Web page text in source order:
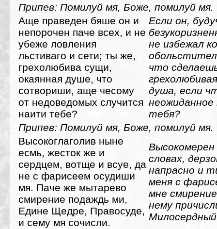
Припев: Помилуй мя, Боже, помилуй мя.
Аще праведен бяше он и
непорочен паче всех, и не
убеже ловления
льстиваго и сети; ты же,
грехолюбива сущи,
окаянная душе, что
сотвориши, аще чесому
от недоведомых случится
наити тебе?
Если он,
не избежал
что
душа, если
тебя?
Припев: Помилуй мя, Боже, помилуй мя.
Высокоглаголив ныне
есмь, жесток же и
сердцем, вотще и всуе, да
не с фарисеем осудиши
мя. Паче же мытарево
смирение подаждь ми,
Едине Щедре, Правосуде,
и сему мя сочисли.
словах,
напрасно и
меня с
мне
нему